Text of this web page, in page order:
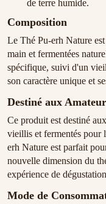
de terre humide.
Composition
Le Thé Pu-erh Nature
main et fermentées
spécifique, suivi d'un
son caractère unique et
Destiné aux
Ce produit est destiné
vieillis et fermentés pour
erh Nature est parfait
nouvelle dimension du
expérience de
Mode de